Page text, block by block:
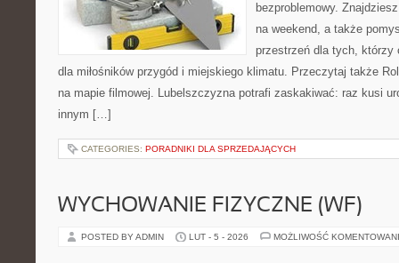
bezproblemowy.
na weekend, a także
przestrzeń dla tych, którzy
dla miłośników przygód i miejskiego klimatu. Przeczytaj także
na mapie filmowej. Lubelszczyzna potrafi zaskakiwać: raz kusi
innym […]
CATEGORIES: PORADNIKI DLA SPRZEDAJĄCYCH
WYCHOWANIE FIZYCZNE (WF)
POSTED BY ADMIN LUT - 5 - 2026 MOŻLIWOŚĆ